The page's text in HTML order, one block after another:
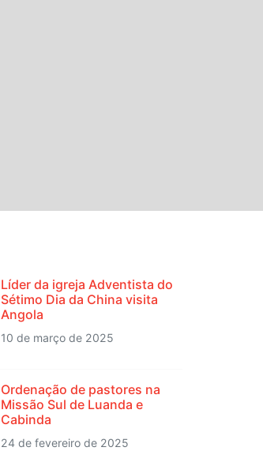
Líder da igreja Adventista do
Sétimo Dia da China visita
Angola
10 de março de 2025
Ordenação de pastores na
Missão Sul de Luanda e
Cabinda
24 de fevereiro de 2025